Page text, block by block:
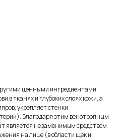
ценными ингредиентами
в тканях и глубоких слоях кожи, а
укрепляет стенки
Благодаря этим венотропным
является незаменимым средством
на лице (в области щек и
24/7
Dr.Baumann